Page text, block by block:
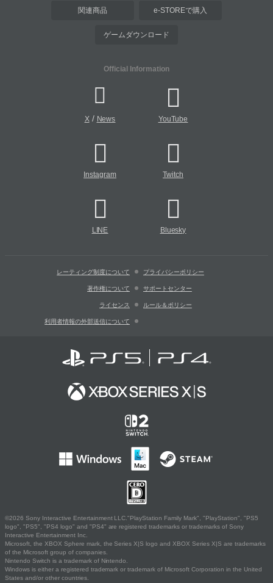
関連商品 e-STOREで購入
ゲームダウンロード
Official Information
X/ News YouTube
Instagram Twitch
LINE Bluesky
レーティング制度について プライバシーポリシー
著作権について サポートセンター
ライセンス ルール＆ポリシー
利用者情報の外部送信について
©2026 Sony Interactive Entertainment LLC."PlayStation Family Mark", "PlayStation", "PS5
logo", "PS5", "PS4 logo" and "PS4" are registered trademarks or trademarks of Sony
Interactive Entertainment Inc.
Microsoft, the XBOX Sphere mark, the Series X|S logo and XBOX Series X|S are trademarks
of the Microsoft group of companies.
Nintendo Switch is a trademark of Nintendo.
Windows is either a registered trademark or trademark of Microsoft Corporation in the United
States and/or other countries.